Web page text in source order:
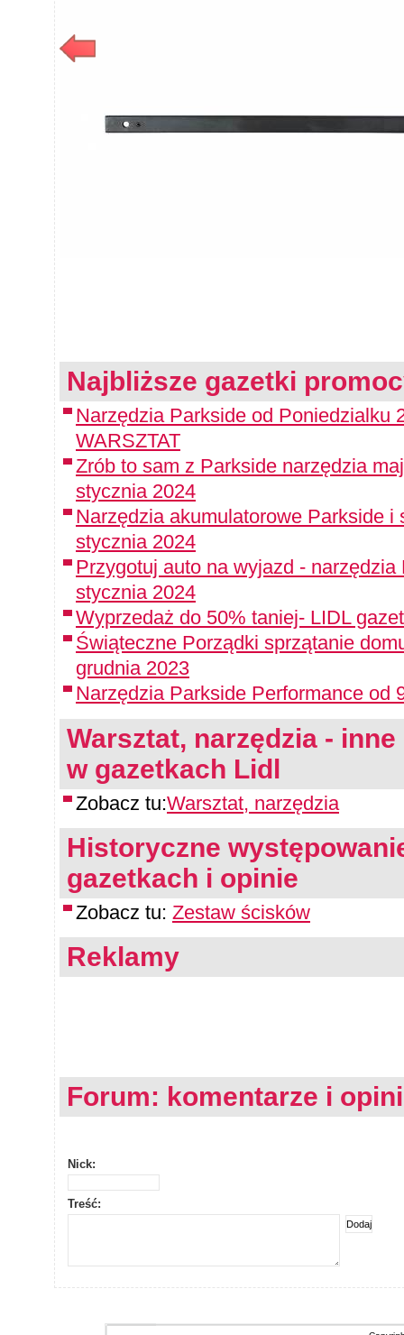
Najbliższe gazetki
Narzędzia Parkside od Poniedzialku
WARSZTAT
Zrób to sam z Parkside narzędzia
stycznia 2024
Narzędzia akumulatorowe Parkside i
stycznia 2024
Przygotuj auto na wyjazd -
stycznia 2024
Wyprzedaż do 50% taniej- LIDL
Świąteczne Porządki sprzątanie
grudnia 2023
Narzędzia Parkside Performance od
Warsztat, narzędzia -
w gazetkach Lidl
Zobacz tu:Warsztat, narzędzia
Historyczne
gazetkach i opinie
Zobacz tu: Zestaw ścisków
Reklamy
Forum: komentarze i
Nick:
Treść: